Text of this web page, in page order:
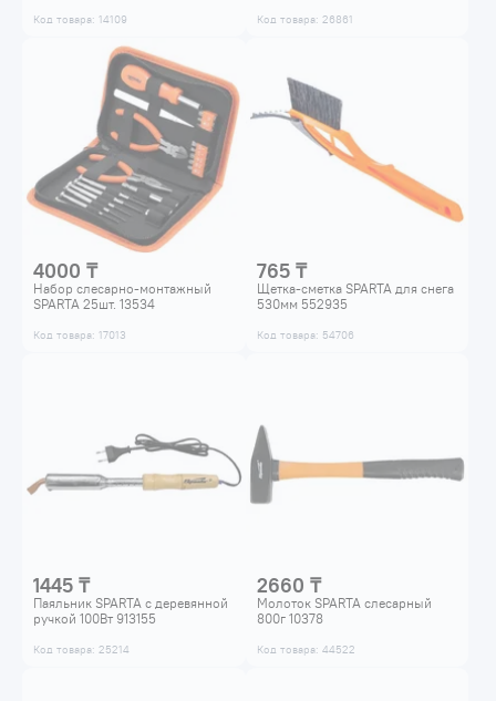
Код товара: 14109 Код товара: 26861
4000 ₸
Набор слесарно-монтажный
SPARTA 25шт. 13534
Код товара: 17013
765 ₸
Щетка-сметка SPARTA для снега
530мм 552935
Код товара: 54706
1445 ₸
Паяльник SPARTA с деревянной
ручкой 100Вт 913155
Код товара: 25214
2660 ₸
Молоток SPARTA слесарный
800г 10378
Код товара: 44522